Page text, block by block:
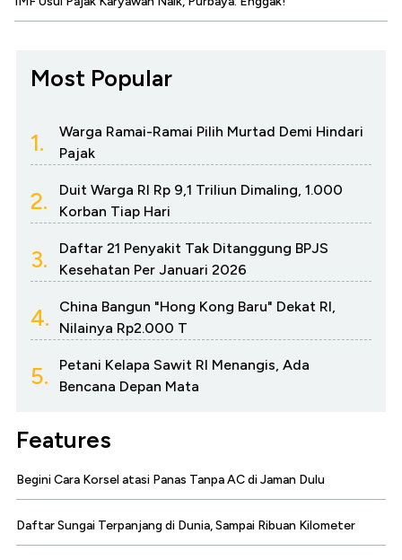
Most Popular
1.
Warga Ramai-Ramai Pilih Murtad Demi Hindari
Pajak
2.
Duit Warga RI Rp 9,1 Triliun Dimaling, 1.000
Korban Tiap Hari
3.
Daftar 21 Penyakit Tak Ditanggung BPJS
Kesehatan Per Januari 2026
4.
China Bangun "Hong Kong Baru" Dekat RI,
Nilainya Rp2.000 T
5.
Petani Kelapa Sawit RI Menangis, Ada
Bencana Depan Mata
Features
Begini Cara Korsel atasi Panas Tanpa AC di Jaman Dulu
Daftar Sungai Terpanjang di Dunia, Sampai Ribuan Kilometer